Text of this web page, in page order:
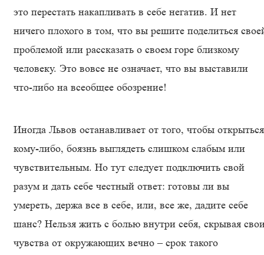
это перестать накапливать в себе негатив. И нет
ничего плохого в том, что вы решите поделиться
проблемой или рассказать о своем горе близкому
человеку. Это вовсе не означает, что вы выставили
что-либо на всеобщее обозрение!
Иногда Львов останавливает от того, чтобы открыться
кому-либо, боязнь выглядеть слишком слабым или
чувствительным. Но тут следует подключить свой
разум и дать себе честный ответ: готовы ли вы
умереть, держа все в себе, или, все же, дадите себе
шанс? Нельзя жить с болью внутри себя, скрывая
чувства от окружающих вечно – срок такого